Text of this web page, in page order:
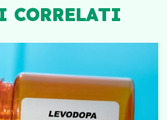
CORRELATI